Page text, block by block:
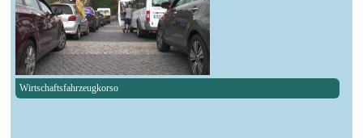
Wirtschaftsfahrzeugkorso